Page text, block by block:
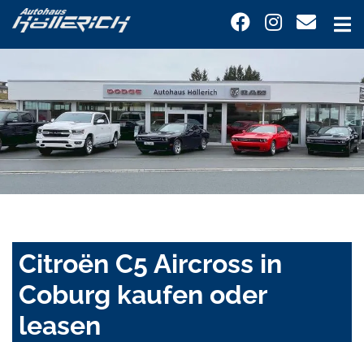
Citroën C5 Aircross in
Coburg kaufen oder
leasen